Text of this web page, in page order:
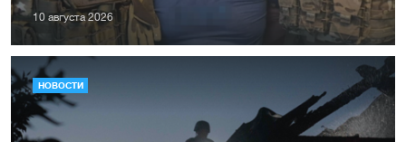
10 августа 2026
НОВОСТИ